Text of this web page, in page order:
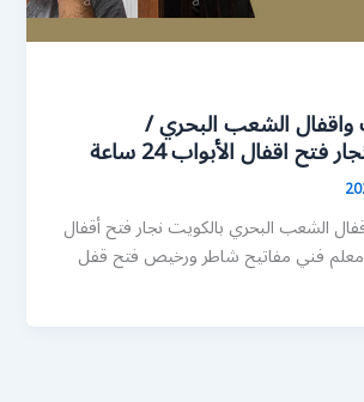
واقفال الشعب البحري /
الشعب البحري بالكويت نجار فتح أقفال
24 ساعة معلم فني مفاتيح شاطر ورخيص فتح قفل